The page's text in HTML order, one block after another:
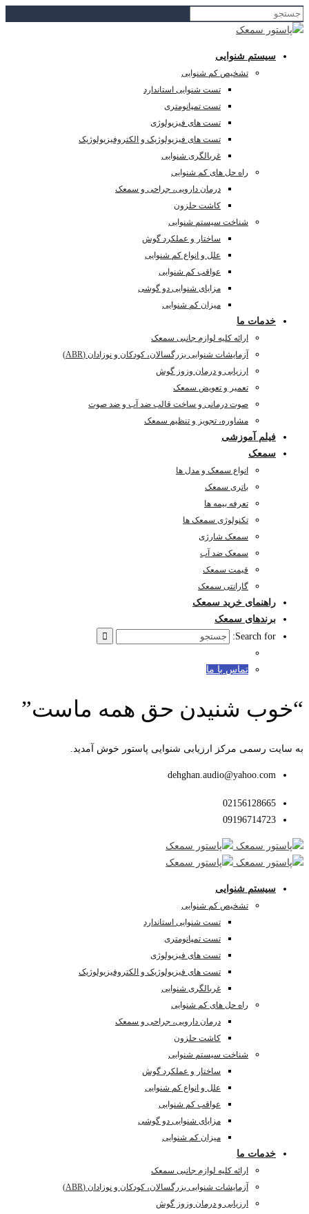
سیستم شنوایی
تشخیص کم شنوایی
تست شنوایی استاندارد
تست تمپانومتری
تست های فیزیولوژی
تست های فیزیولوژیک و الکتروفیزیولوژیک
غربالگری شنوایی
راه حل های کم شنوایی
درمان دارویی، جراحی و سمعک
کاشت حلزون
شناخت سیستم شنوایی
ساختار و عملکرد گوش
علل و انواع کم شنوایی
عواقب کم شنوایی
مزایای شنوایی دو گوشی
میزان کم شنوایی
خدمات ما
ارائه کلیه لوازم جانبی سمعک
آزمایشات شنوایی بزرگسالان، کودکان و نوزادان (ABR)
ارزیابی و درمان وزوز گوش
تعمیر و تعویض سمعک
صوت درمانی و ساخت قالب ضد آب و ضد صوت
مشاوره، تجویز و تنظیم سمعک
فیلم آموزشی
سمعک
انواع سمعک و مدل ها
باتری سمعک
تعرفه بیمه ها
تکنولوژی سمعک ها
سمعک شارژی
سمعک ضد آب
قیمت سمعک
گارانتی سمعک
راهنمای خرید سمعک
برندهای سمعک
Search for:
تماس با ما
“خوب شنیدن حق همه ماست”
به سایت رسمی مرکز ارزیابی شنوایی پاستور خوش آمدید.
dehghan.audio@yahoo.com
02156128665
09196714723
سیستم شنوایی
تشخیص کم شنوایی
تست شنوایی استاندارد
تست تمپانومتری
تست های فیزیولوژی
تست های فیزیولوژیک و الکتروفیزیولوژیک
غربالگری شنوایی
راه حل های کم شنوایی
درمان دارویی، جراحی و سمعک
کاشت حلزون
شناخت سیستم شنوایی
ساختار و عملکرد گوش
علل و انواع کم شنوایی
عواقب کم شنوایی
مزایای شنوایی دو گوشی
میزان کم شنوایی
خدمات ما
ارائه کلیه لوازم جانبی سمعک
آزمایشات شنوایی بزرگسالان، کودکان و نوزادان (ABR)
ارزیابی و درمان وزوز گوش